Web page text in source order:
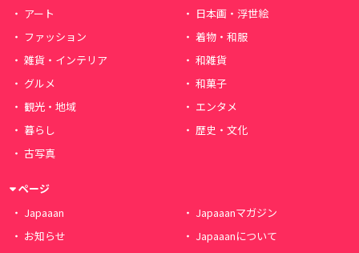
アート
日本画・浮世絵
ファッション
着物・和服
雑貨・インテリア
和雑貨
グルメ
和菓子
観光・地域
エンタメ
暮らし
歴史・文化
古写真
ページ
Japaaan
Japaaanマガジン
お知らせ
Japaaanについて